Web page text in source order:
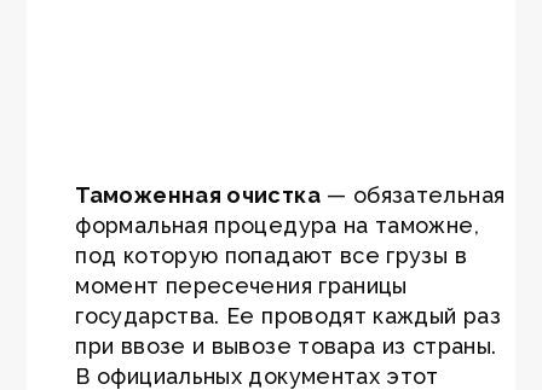
Таможенная очистка— обязательная
формальная процедура на таможне,
под которую попадают все грузы в
момент пересечения границы
государства. Ее проводят каждый раз
при ввозе и вывозе товара из страны.
В официальных документах этот